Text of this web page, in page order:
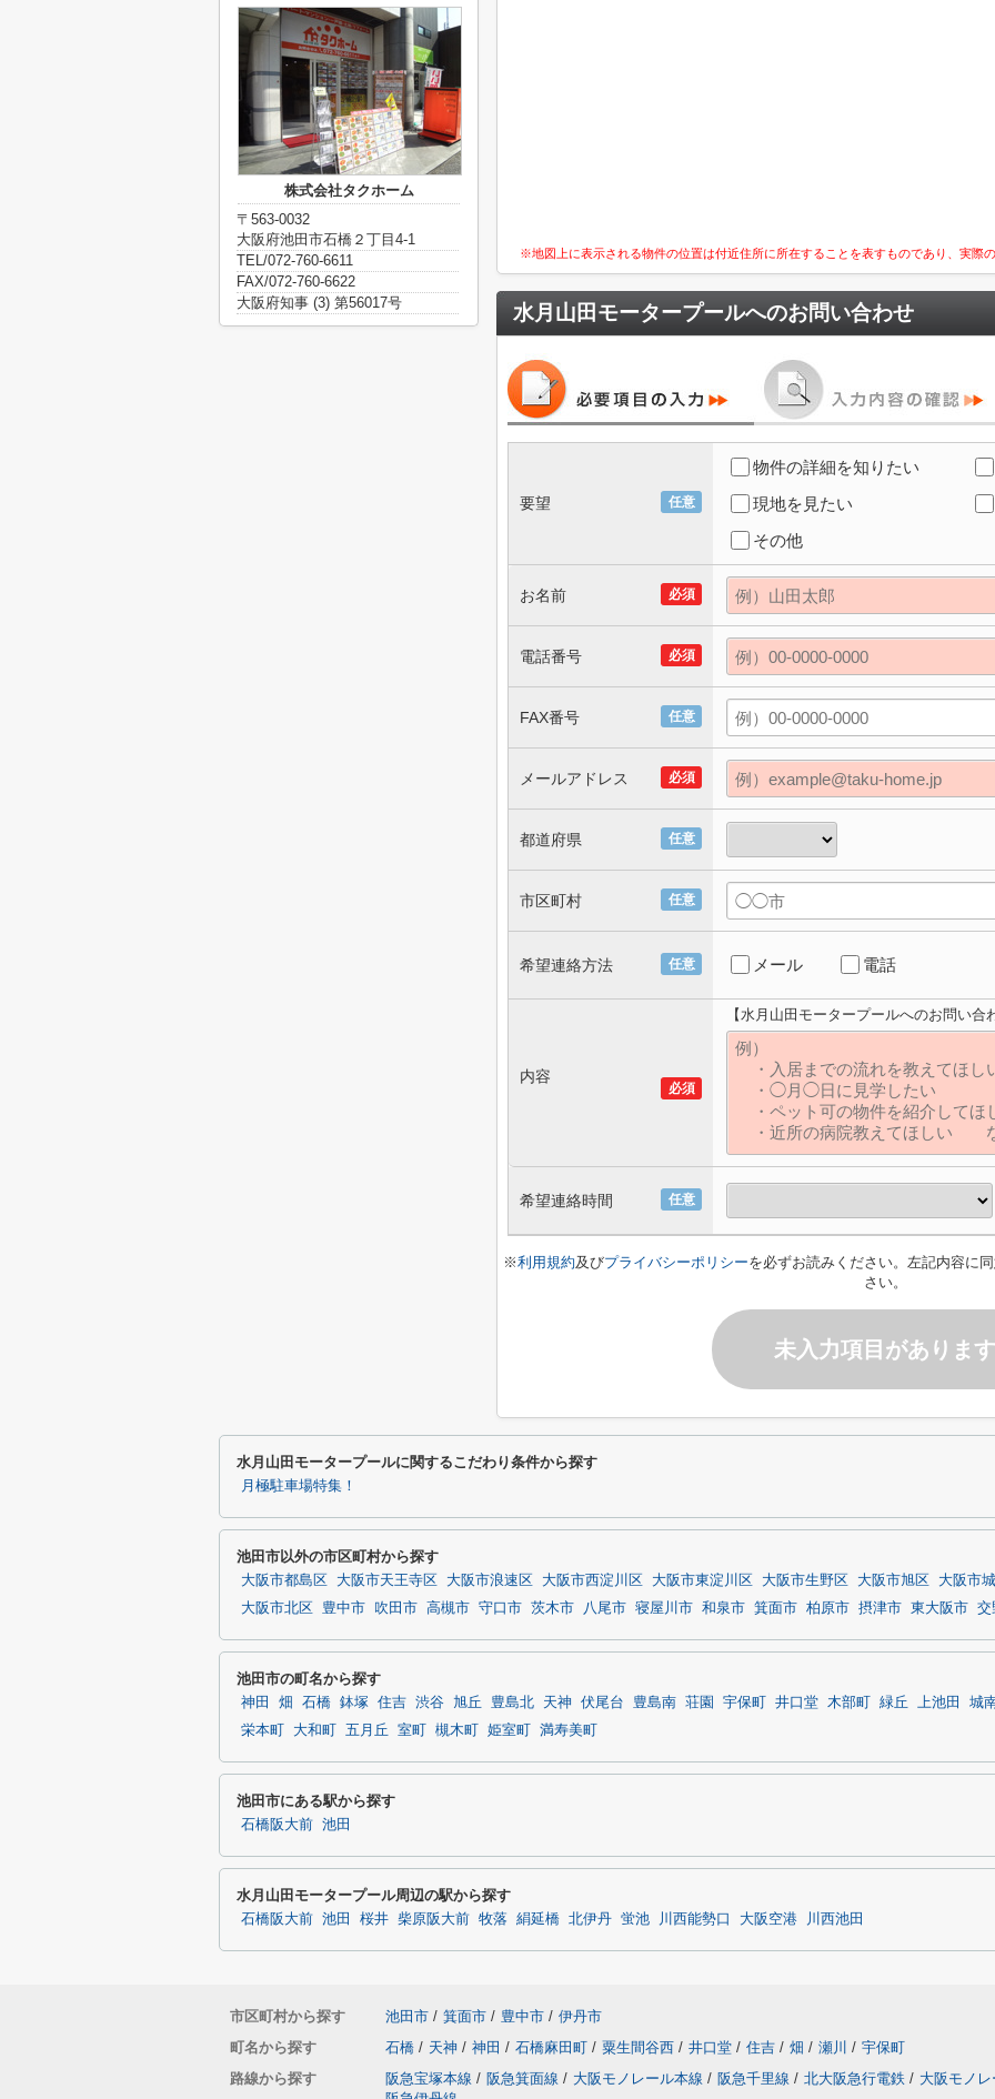
※地図上に表示される物件の位置は付近住所に所在することを表すものであり、実際
水月山田モータープールへのお問い合わせ
任意
要望
物件の詳細を知りたい
現地を見たい
その他
必須
お名前
必須
電話番号
任意
FAX番号
必須
メールアドレス
任意
都道府県
任意
市区町村
任意
希望連絡方法 メール 電話
必須
内容
【水月山田モータープールへのお問い合
任意
希望連絡時間
※利用規約及びプライバシーポリシーを必ずお読みください。左記内容に
さい。
未入力項目があります
株式会社タクホーム
〒563-0032
大阪府池田市石橋２丁目4-1
TEL/072-760-6611
FAX/072-760-6622
大阪府知事 (3) 第56017号
水月山田モータープールに関するこだわり条件から探す
月極駐車場特集！
池田市以外の市区町村から探す
大阪市都島区 大阪市天王寺区 大阪市浪速区 大阪市西淀川区 大阪市東淀川区 大阪市生野区 大阪市旭区
大阪市
大阪市北区
豊中市 吹田市 高槻市 守口市 茨木市 八尾市 寝屋川市 和泉市 箕面市 柏原市 摂津市 東大阪市 交
池田市の町名から探す
神田 畑 石橋 鉢塚 住吉 渋谷 旭丘 豊島北 天神 伏尾台 豊島南 荘園 宇保町 井口堂 木部町 緑丘 上池田
城
栄本町
大和町 五月丘 室町 槻木町 姫室町 満寿美町
池田市にある駅から探す
石橋阪大前 池田
水月山田モータープール周辺の駅から探す
石橋阪大前 池田 桜井 柴原阪大前 牧落 絹延橋 北伊丹 蛍池 川西能勢口 大阪空港 川西池田
市区町村から探す 池田市 / 箕面市 / 豊中市 / 伊丹市
町名から探す
石橋 / 天神 / 神田 / 石橋麻田町 / 粟生間谷西 / 井口堂 / 住吉 / 畑 / 瀬川 / 宇保町
路線から探す
阪急宝塚本線 / 阪急箕面線 / 大阪モノレール本線 / 阪急千里線 / 北大阪急行電鉄 / 大阪モノ